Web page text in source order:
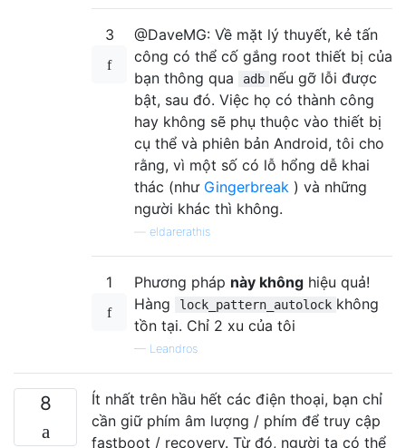
3
@DaveMG: Về mặt lý thuyết, kẻ tấn
công có thể cố gắng root thiết bị của
bạn thông qua
adb nếu gỡ lỗi được
bật, sau đó. Việc họ có thành công
hay không sẽ phụ thuộc vào thiết bị
cụ thể và phiên bản Android, tôi cho
rằng, vì một số có lỗ hổng dễ khai
thác (như Gingerbreak ) và những
người khác thì không.
eldarerathis
1 Phương pháp này không hiệu quả!
Hàng
lock_pattern_autolock không
tồn tại. Chỉ 2 xu của tôi
— Leandros
8
Ít nhất trên hầu hết các điện thoại, bạn chỉ
cần giữ phím âm lượng / phím để truy cập
fastboot / recovery. Từ đó, người ta có thể